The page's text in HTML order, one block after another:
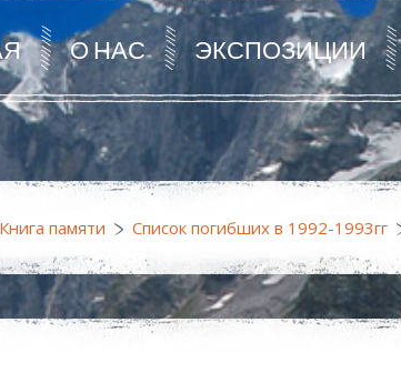
О НАС ЭКСПОЗИЦИИ
Книга памяти Список погибших в 1992-1993гг